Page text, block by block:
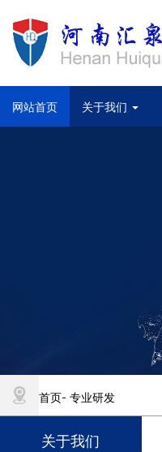
网站首页(current)关于我们
首页- 专业研发
关于我们